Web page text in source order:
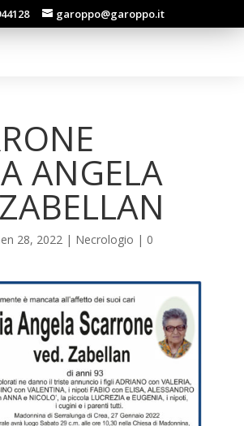
garoppo@garoppo.it
ANGELA
28, 2022| Necrologio | 0